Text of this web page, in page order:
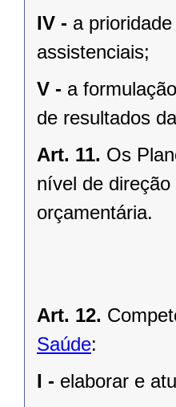
IV - a
assistenciais;
V - a
de resultados
Art. 11. Os
nível de
orçamentária.
Art. 12.
Saúde:
I - elaborar e